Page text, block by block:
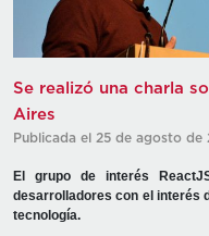
Se realizó una charla
Aires
Publicada el 25 de agosto de
El grupo de interés
desarrolladores con el interés
tecnología.